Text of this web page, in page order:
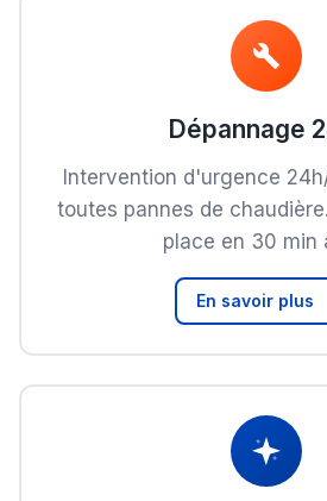
Dépannage
Intervention d'urgence
toutes pannes de
place en 30 min
En savoir plus